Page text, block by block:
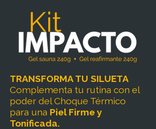
TRANSFORMA TU SILUETA
Complementa tu rutina con el
poder del Choque Térmico
para una Piel Firme y
Tonificada.